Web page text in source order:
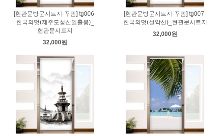
[현관문방문시트지-꾸밈] tg006-
한국의멋(제주도성산일출봉)_
현관문시트지
32,000원
[현관문방문시트지-꾸밈] tg007-
한국의멋(설악산)_현관문시트지
32,000원